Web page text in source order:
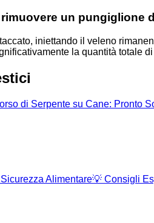
un pungiglione
iniettando il veleno
la quantità totale
di Serpente su Cane: Pronto
Alimentare💡 Consigli